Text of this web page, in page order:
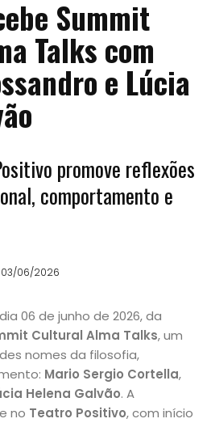
Summit
Talks com
e Lúcia
promove reflexões
comportamento e
03/06/2026
06 de junho de 2026, da
Cultural Alma Talks, um
nomes da filosofia,
Mario Sergio Cortella,
Helena Galvão. A
no Teatro Positivo, com início